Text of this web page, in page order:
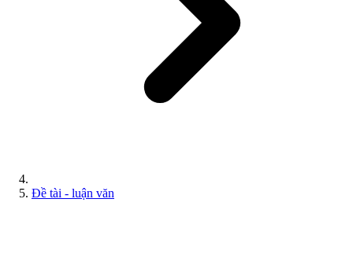
Đề tài - luận văn